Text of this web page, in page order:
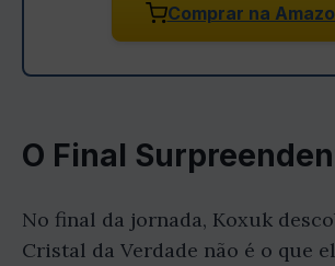
Comprar na
O Final
No final da jornada, Koxuk
Cristal da Verdade não é o que